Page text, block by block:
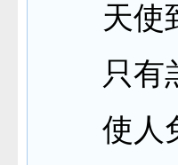
天使
只有
使人